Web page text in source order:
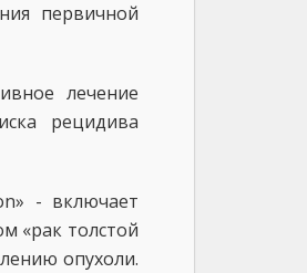
первичной
лечение
рецидива
- включает
«рак толстой
опухоли.